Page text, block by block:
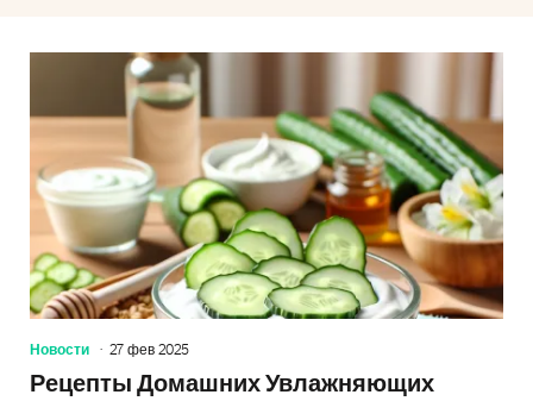
Новости 27 фев 2025
Рецепты Домашних Увлажняющих